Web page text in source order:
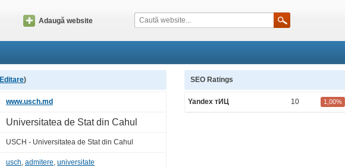
Adaugă website
Editare)
www.usch.md
Universitatea de Stat din Cahul
USCH - Universitatea de Stat din Cahul
usch, admitere, universitate
SEO Ratings
Yandex тИЦ 10 1,00%